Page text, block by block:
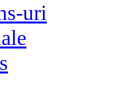
uri